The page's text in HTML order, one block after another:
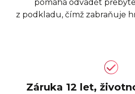
pomáhá odvádět
z podkladu, čímž zabraňuje
Záruka 12 let,